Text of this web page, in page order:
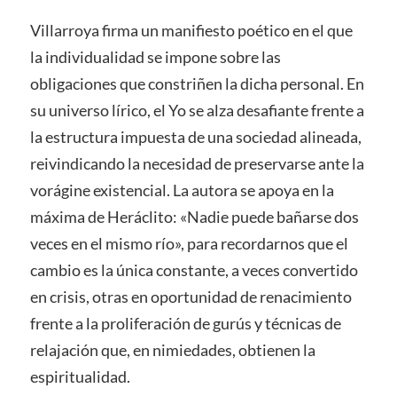
Villarroya firma un manifiesto poético en el que
la individualidad se impone sobre las
obligaciones que constriñen la dicha personal. En
su universo lírico, el Yo se alza desafiante frente a
la estructura impuesta de una sociedad alineada,
reivindicando la necesidad de preservarse ante la
vorágine existencial. La autora se apoya en la
máxima de Heráclito: «Nadie puede bañarse dos
veces en el mismo río», para recordarnos que el
cambio es la única constante, a veces convertido
en crisis, otras en oportunidad de renacimiento
frente a la proliferación de gurús y técnicas de
relajación que, en nimiedades, obtienen la
espiritualidad.